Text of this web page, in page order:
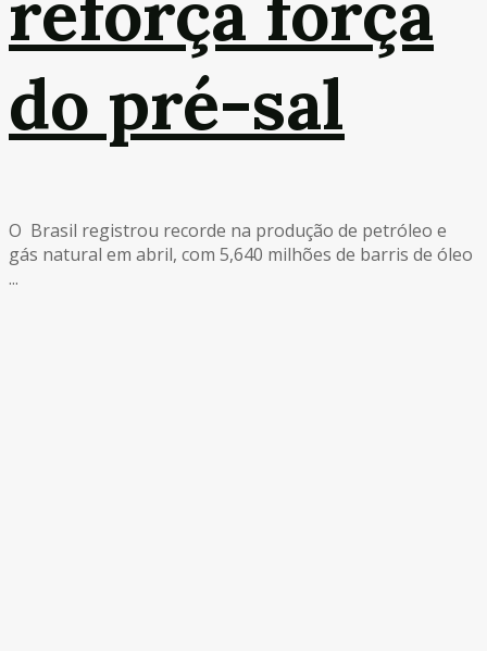
do pré-sal
O Brasil registrou recorde na produção de petróleo e
gás natural em abril, com 5,640 milhões de barris de óleo
...